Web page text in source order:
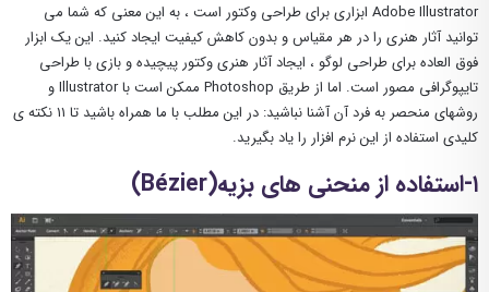
Adobe Illustrator ابزاری برای طراحی وکتور است ، به این معنی که شما می
توانید آثار هنری را در هر مقیاس و بدون کاهش کیفیت ایجاد کنید. این یک ابزار
فوق العاده برای طراحی لوگو ، ایجاد آثار هنری وکتور پیچیده و بازی با طراحی
تایپوگرافی مصور است. اما از طریق Photoshop ممکن است با Illustrator و
روشهای منحصر به فرد آن آشنا نباشید: در این مطلب با ما همراه باشید تا ۱۱ نکته ی
کلیدی استفاده از این نرم افزار را یاد بگیرید.
۱-استفاده از منحنی های بزیه(Bézier)